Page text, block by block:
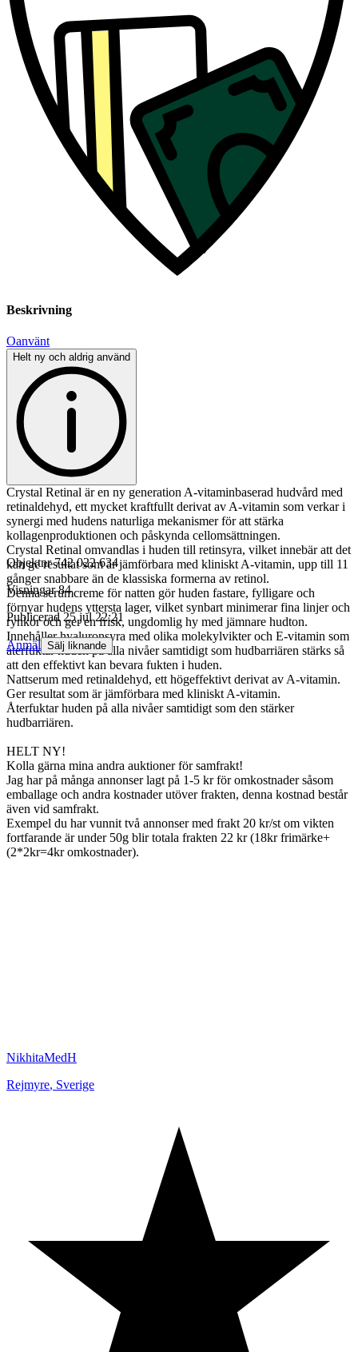
Beskrivning
Oanvänt
Helt ny och aldrig använd
Crystal Retinal är en ny generation A-vitaminbaserad hudvård med
retinaldehyd, ett mycket kraftfullt derivat av A-vitamin som verkar i
synergi med hudens naturliga mekanismer för att stärka
kollagenproduktionen och påskynda cellomsättningen.
Crystal Retinal omvandlas i huden till retinsyra, vilket innebär att det
kan ge resultat som är jämförbara med kliniskt A-vitamin, upp till 11
gånger snabbare än de klassiska formerna av retinol.
Denna serumcreme för natten gör huden fastare, fylligare och
förnyar hudens yttersta lager, vilket synbart minimerar fina linjer och
rynkor och ger en frisk, ungdomlig hy med jämnare hudton.
Innehåller hyaluronsyra med olika molekylvikter och E-vitamin som
återfuktar huden på alla nivåer samtidigt som hudbarriären stärks så
att den effektivt kan bevara fukten i huden.
Nattserum med retinaldehyd, ett högeffektivt derivat av A-vitamin.
Ger resultat som är jämförbara med kliniskt A-vitamin.
Återfuktar huden på alla nivåer samtidigt som den stärker
hudbarriären.
HELT NY!
Kolla gärna mina andra auktioner för samfrakt!
Jag har på många annonser lagt på 1-5 kr för omkostnader såsom
emballage och andra kostnader utöver frakten, denna kostnad består
även vid samfrakt.
Exempel du har vunnit två annonser med frakt 20 kr/st om vikten
fortfarande är under 50g blir totala frakten 22 kr (18kr frimärke+
(2*2kr=4kr omkostnader).
Objektnr 742 022 634
Visningar 84
Publicerad 25 jul 22:21
Anmäl Sälj liknande
NikhitaMedH
Rejmyre, Sverige